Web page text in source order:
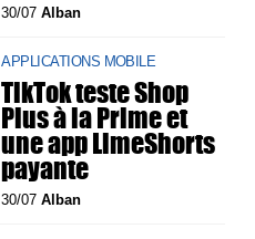
30/07Alban
APPLICATIONS MOBILE
TikTok teste Shop
Plus à la Prime et
une app LimeShorts
payante
30/07Alban